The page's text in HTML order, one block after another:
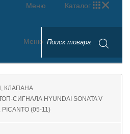
Каталог
Меню
Меню
КЛАПАНА
СИГНАЛА HYUNDAI SONATA V
PICANTO (05-11)